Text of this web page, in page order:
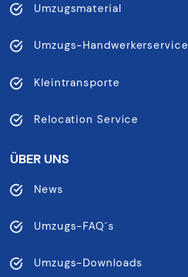
Umzugsmaterial
Umzugs-Handwerkerservice
Kleintransporte
Relocation Service
ÜBER UNS
News
Umzugs-FAQ´s
Umzugs-Downloads